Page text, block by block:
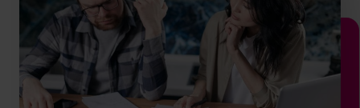
info.ca@cfocentre.com